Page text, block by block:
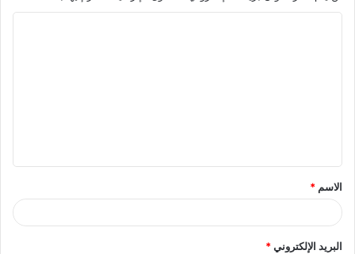
ق
*
الاسم *
البريد الإلكتروني*